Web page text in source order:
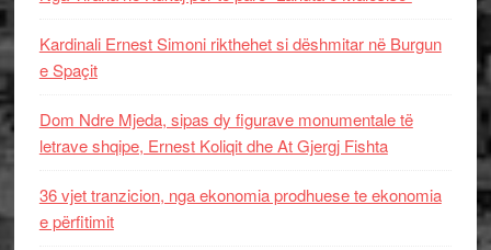
Kardinali Ernest Simoni rikthehet si dëshmitar në Burgun
e Spaçit
Dom Ndre Mjeda, sipas dy figurave monumentale të
letrave shqipe, Ernest Koliqit dhe At Gjergj Fishta
36 vjet tranzicion, nga ekonomia prodhuese te ekonomia
e përfitimit